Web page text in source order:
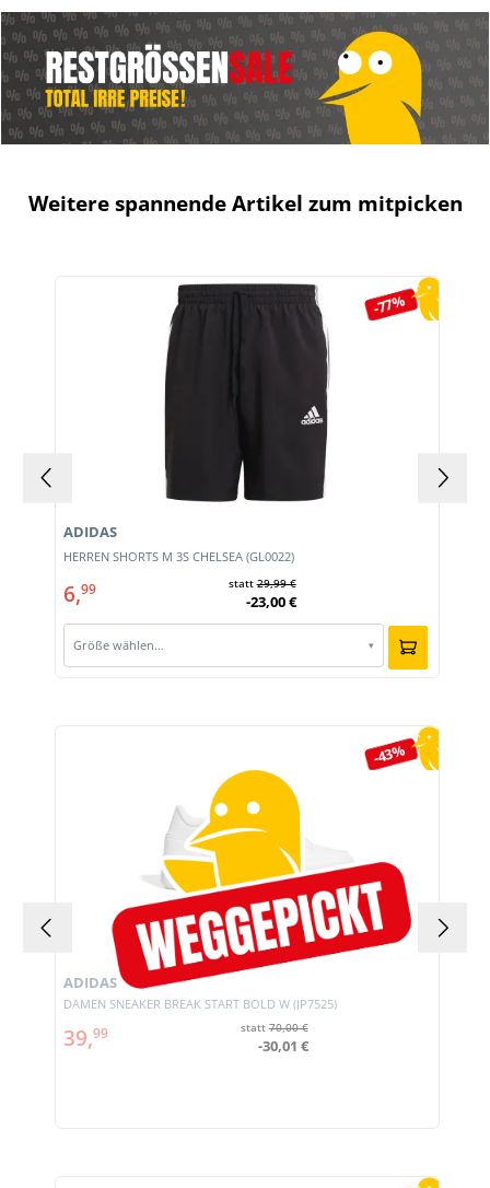
Weitere spannende Artikel zum mitpicken
Produktgalerie überspringen
-77%
HERREN SHORTS M 3S CHELSEA (GL0022)
ADIDAS
6,99 statt29,99 €
-23,00 €
Größe wählen… ▾
-43%
DAMEN SNEAKER BREAK START BOLD W (JP7525)
ADIDAS
39,99 statt70,00 €
-30,01 €